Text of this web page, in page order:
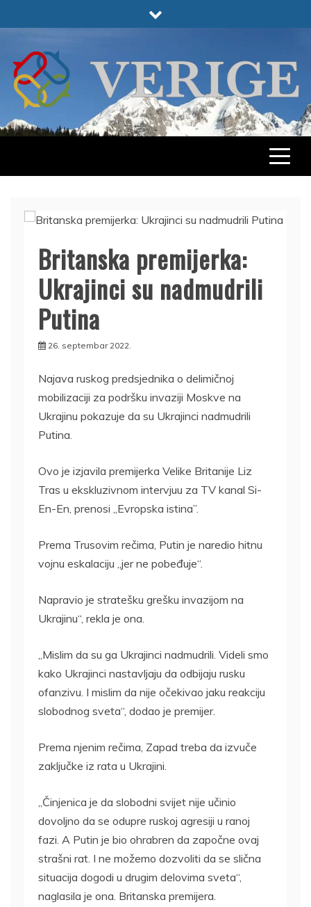
to
VERIGE
ODABRANO
Britanska premijerka:
Ukrajinci su nadmudrili
Putina
26. septembar 2022.
Najava ruskog predsjednika o delimičnoj
mobilizaciji za podršku invaziji Moskve na
Ukrajinu pokazuje da su Ukrajinci nadmudrili
Putina.
Ovo je izjavila premijerka Velike Britanije Liz
Tras u ekskluzivnom intervjuu za TV kanal Si-
En-En, prenosi „Evropska istina”.
Prema Trusovim rečima, Putin je naredio hitnu
vojnu eskalaciju „jer ne pobeđuje“.
Napravio je stratešku grešku invazijom na
Ukrajinu“, rekla je ona.
„Mislim da su ga Ukrajinci nadmudrili. Videli smo
kako Ukrajinci nastavljaju da odbijaju rusku
ofanzivu. I mislim da nije očekivao jaku reakciju
slobodnog sveta“, dodao je premijer.
Prema njenim rečima, Zapad treba da izvuče
zaključke iz rata u Ukrajini.
„Činjenica je da slobodni svijet nije učinio
dovoljno da se odupre ruskoj agresiji u ranoj
fazi. A Putin je bio ohrabren da započne ovaj
strašni rat. I ne možemo dozvoliti da se slična
situacija dogodi u drugim delovima sveta“,
naglasila je ona. Britanska premijera.